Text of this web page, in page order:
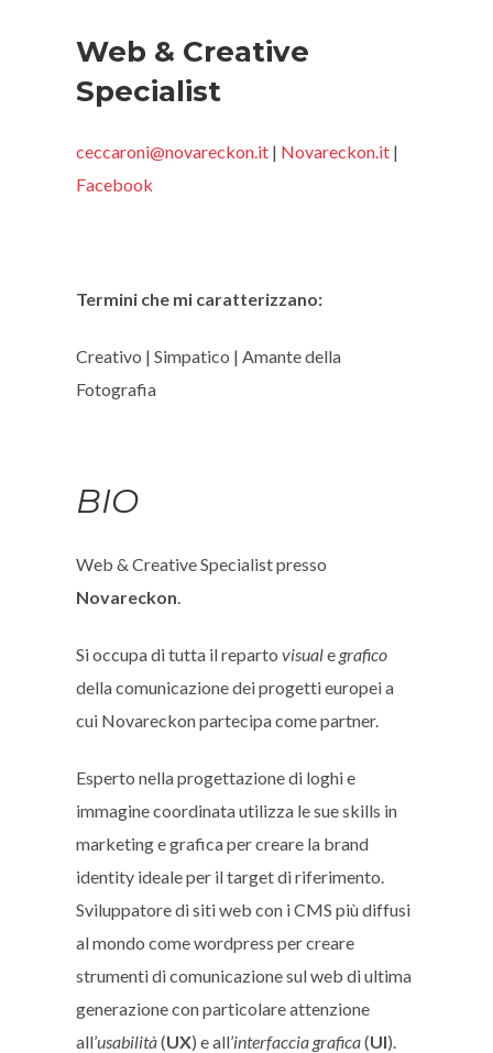
Web & Creative
Specialist
ceccaroni@novareckon.it | Novareckon.it |
Facebook
Termini che mi caratterizzano:
Creativo | Simpatico | Amante della
Fotografia
BIO
Web & Creative Specialist presso
Novareckon.
Si occupa di tutta il reparto visuale grafico
della comunicazione dei progetti europei a
cui Novareckon partecipa come partner.
Esperto nella progettazione di loghi e
immagine coordinata utilizza le sue skills in
marketing e grafica per creare la brand
identity ideale per il target di riferimento.
Sviluppatore di siti web con i CMS più diffusi
al mondo come wordpress per creare
strumenti di comunicazione sul web di ultima
generazione con particolare attenzione
all’usabilità(UX) e all’interfaccia grafica(UI).